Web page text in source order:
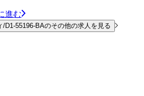
進む
D1-55196-BAのその他の求人を見る